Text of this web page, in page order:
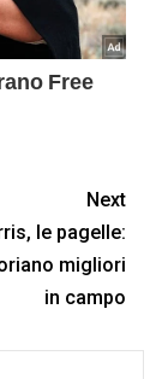
Next
le pagelle:
migliori
in campo